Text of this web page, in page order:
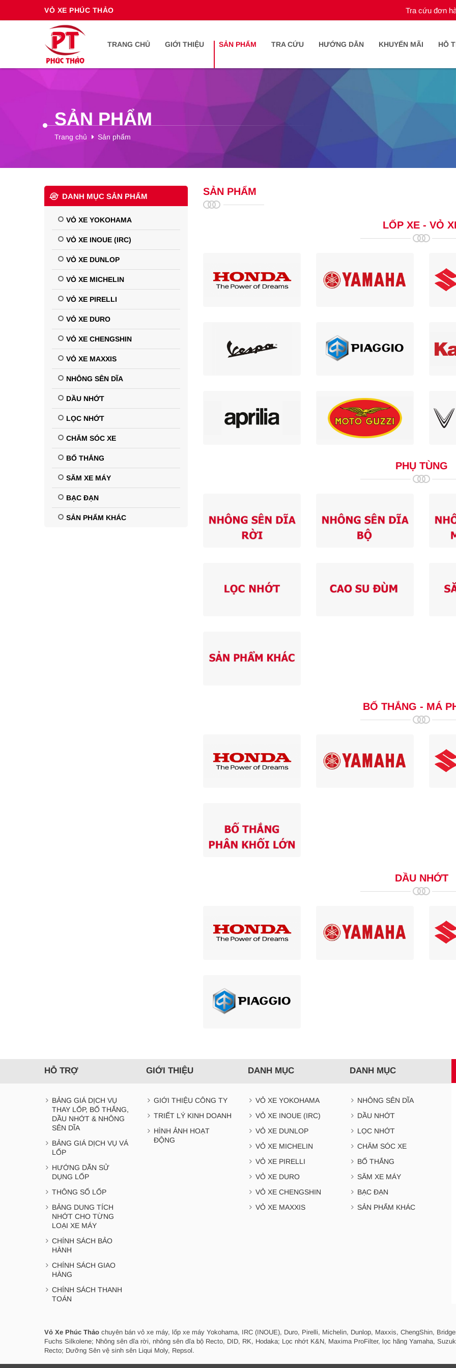
VỎ XE PHÚC THẢO Tra cứu đơn
TRANG CHỦ GIỚI THIỆU SẢN PHẨM TRA CỨU HƯỚNG DẪN KHUYẾN MÃI HỖ
SẢN PHẨM
Trang chủ Sản phẩm
SẢN PHẨM
LỐP XE - VỎ
PHỤ TÙNG
BỐ THẮNG - MÁ
DẦU NHỚT
DANH MỤC SẢN PHẨM
VỎ XE YOKOHAMA
VỎ XE INOUE (IRC)
VỎ XE DUNLOP
VỎ XE MICHELIN
VỎ XE PIRELLI
VỎ XE DURO
VỎ XE CHENGSHIN
VỎ XE MAXXIS
NHÔNG SÊN DĨA
DẦU NHỚT
LỌC NHỚT
CHĂM SÓC XE
BỐ THẮNG
SĂM XE MÁY
BẠC ĐẠN
SẢN PHẨM KHÁC
HỖ TRỢ
BẢNG GIÁ DỊCH VỤ
THAY LỐP, BỐ THẮNG,
DẦU NHỚT & NHÔNG
SÊN DĨA
BẢNG GIÁ DỊCH VỤ VÁ
LỐP
HƯỚNG DẪN SỬ
DỤNG LỐP
THÔNG SỐ LỐP
BẢNG DUNG TÍCH
NHỚT CHO TỪNG
LOẠI XE MÁY
CHÍNH SÁCH BẢO
HÀNH
CHÍNH SÁCH GIAO
HÀNG
CHÍNH SÁCH THANH
TOÁN
GIỚI THIỆU
GIỚI THIỆU CÔNG TY
TRIẾT LÝ KINH DOANH
HÌNH ẢNH HOẠT
ĐỘNG
DANH MỤC
VỎ XE YOKOHAMA
VỎ XE INOUE (IRC)
VỎ XE DUNLOP
VỎ XE MICHELIN
VỎ XE PIRELLI
VỎ XE DURO
VỎ XE CHENGSHIN
VỎ XE MAXXIS
DANH MỤC
NHÔNG SÊN DĨA
DẦU NHỚT
LỌC NHỚT
CHĂM SÓC XE
BỐ THẮNG
SĂM XE MÁY
BẠC ĐẠN
SẢN PHẨM KHÁC
Vỏ Xe Phúc Thảo chuyên bán vỏ xe máy, lốp xe máy Yokohama, IRC (INOUE), Duro, Pirelli, Michelin, Dunlop, Maxxis, ChengShin,
Fuchs Silkolene; Nhông sên dĩa rời, nhông sên dĩa bộ Recto, DID, RK, Hodaka; Lọc nhớt K&N, Maxima ProFilter, lọc hãng Yamaha,
Recto; Dưỡng Sên vệ sinh sên Liqui Moly, Repsol.